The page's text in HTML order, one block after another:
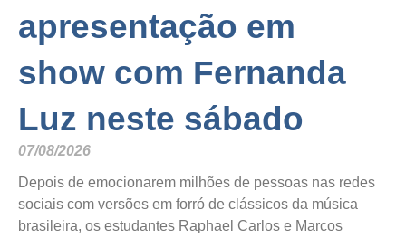
apresentação em
show com Fernanda
Luz neste sábado
07/08/2026
Depois de emocionarem milhões de pessoas nas redes
sociais com versões em forró de clássicos da música
brasileira, os estudantes Raphael Carlos e Marcos